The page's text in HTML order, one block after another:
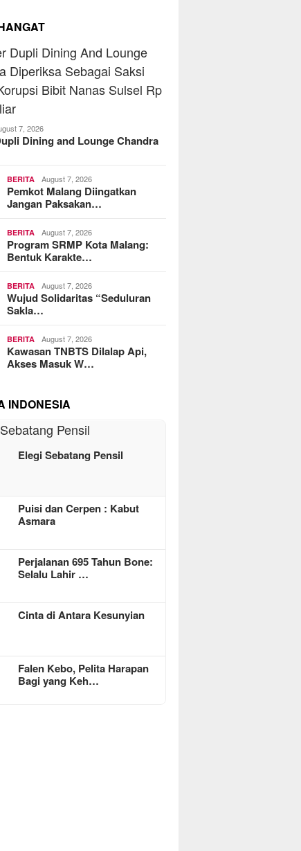
ke Pasar Internasional
7, 2026
Dining and Lounge Chandra
BERITA August 7, 2026
Pemkot Malang Diingatkan
Jangan Paksakan…
BERITA August 7, 2026
Program SRMP Kota Malang:
Bentuk Karakte…
BERITA August 7, 2026
Wujud Solidaritas “Seduluran
Sakla…
BERITA August 7, 2026
Kawasan TNBTS Dilalap Api,
Akses Masuk W…
INDONESIA
Elegi Sebatang Pensil
Puisi dan Cerpen : Kabut
Asmara
Perjalanan 695 Tahun Bone:
Selalu Lahir …
Cinta di Antara Kesunyian
Falen Kebo, Pelita Harapan
Bagi yang Keh…